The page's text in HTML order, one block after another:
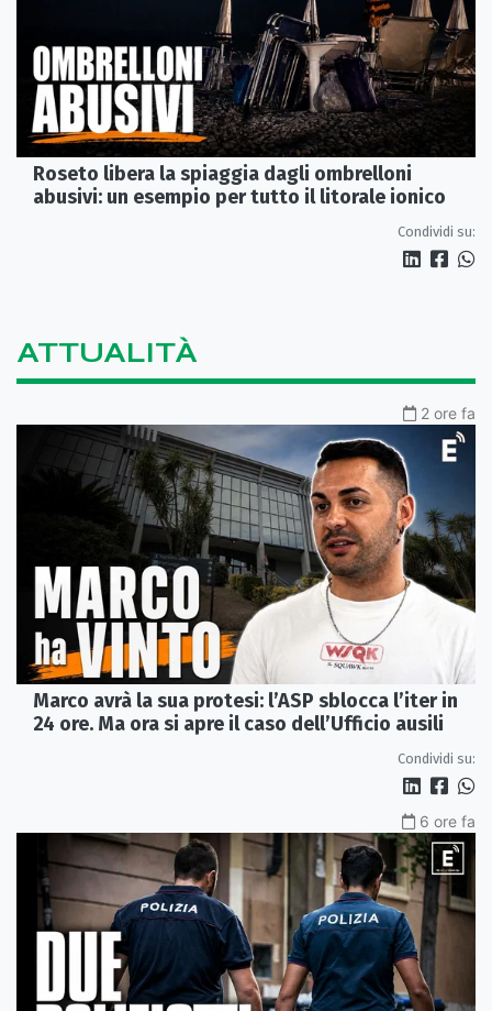
Roseto libera la spiaggia dagli ombrelloni
abusivi: un esempio per tutto il litorale ionico
Condividi su:
ATTUALITÀ
2 ore fa
Marco avrà la sua protesi: l’ASP sblocca l’iter in
24 ore. Ma ora si apre il caso dell’Ufficio ausili
Condividi su:
6 ore fa